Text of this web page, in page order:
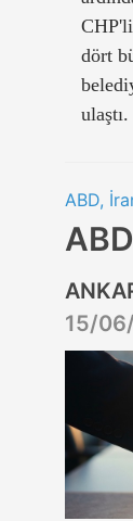
CHP'li
dört
ulaştı.
ABD,
15/